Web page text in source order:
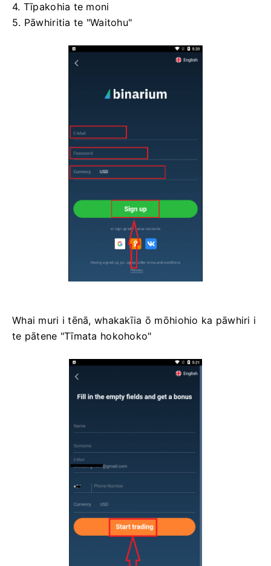
4. Tīpakohia te moni
5. Pāwhiritia te "Waitohu"
Whai muri i tēnā, whakakīia ō mōhiohio ka pāwhiri i
te pātene "Tīmata hokohoko"